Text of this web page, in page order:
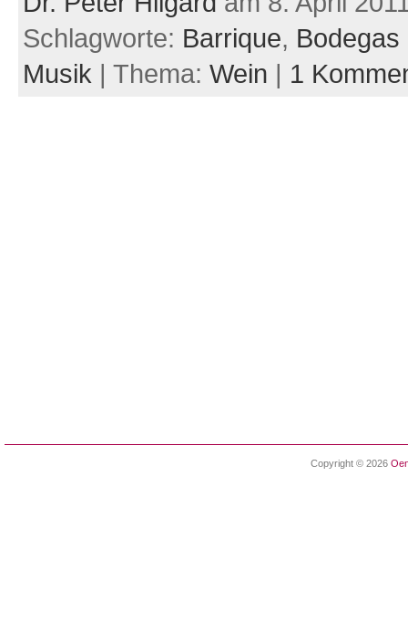
Schlagworte: Barrique, Bodegas
Musik | Thema: Wein | 1
Copyright © 2026